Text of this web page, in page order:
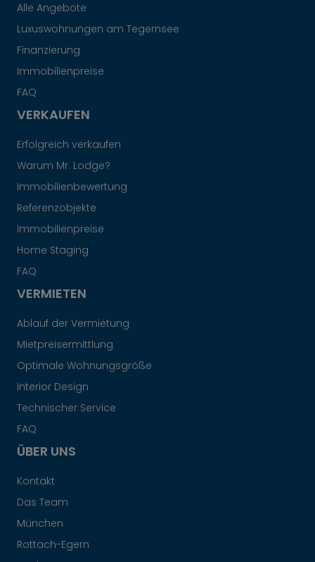
Alle Angebote
Luxuswohnungen am Tegernsee
Finanzierung
Immobilienpreise
FAQ
VERKAUFEN
Erfolgreich verkaufen
Warum Mr. Lodge?
Immobilienbewertung
Referenzobjekte
Immobilienpreise
Home Staging
FAQ
VERMIETEN
Ablauf der Vermietung
Mietpreisermittlung
Optimale Wohnungsgröße
Interior Design
Technischer Service
FAQ
ÜBER UNS
Kontakt
Das Team
München
Rottach-Egern